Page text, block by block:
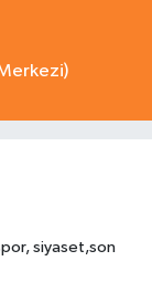
(Rehberlik Araştırma Merkezi)
siyaset,son